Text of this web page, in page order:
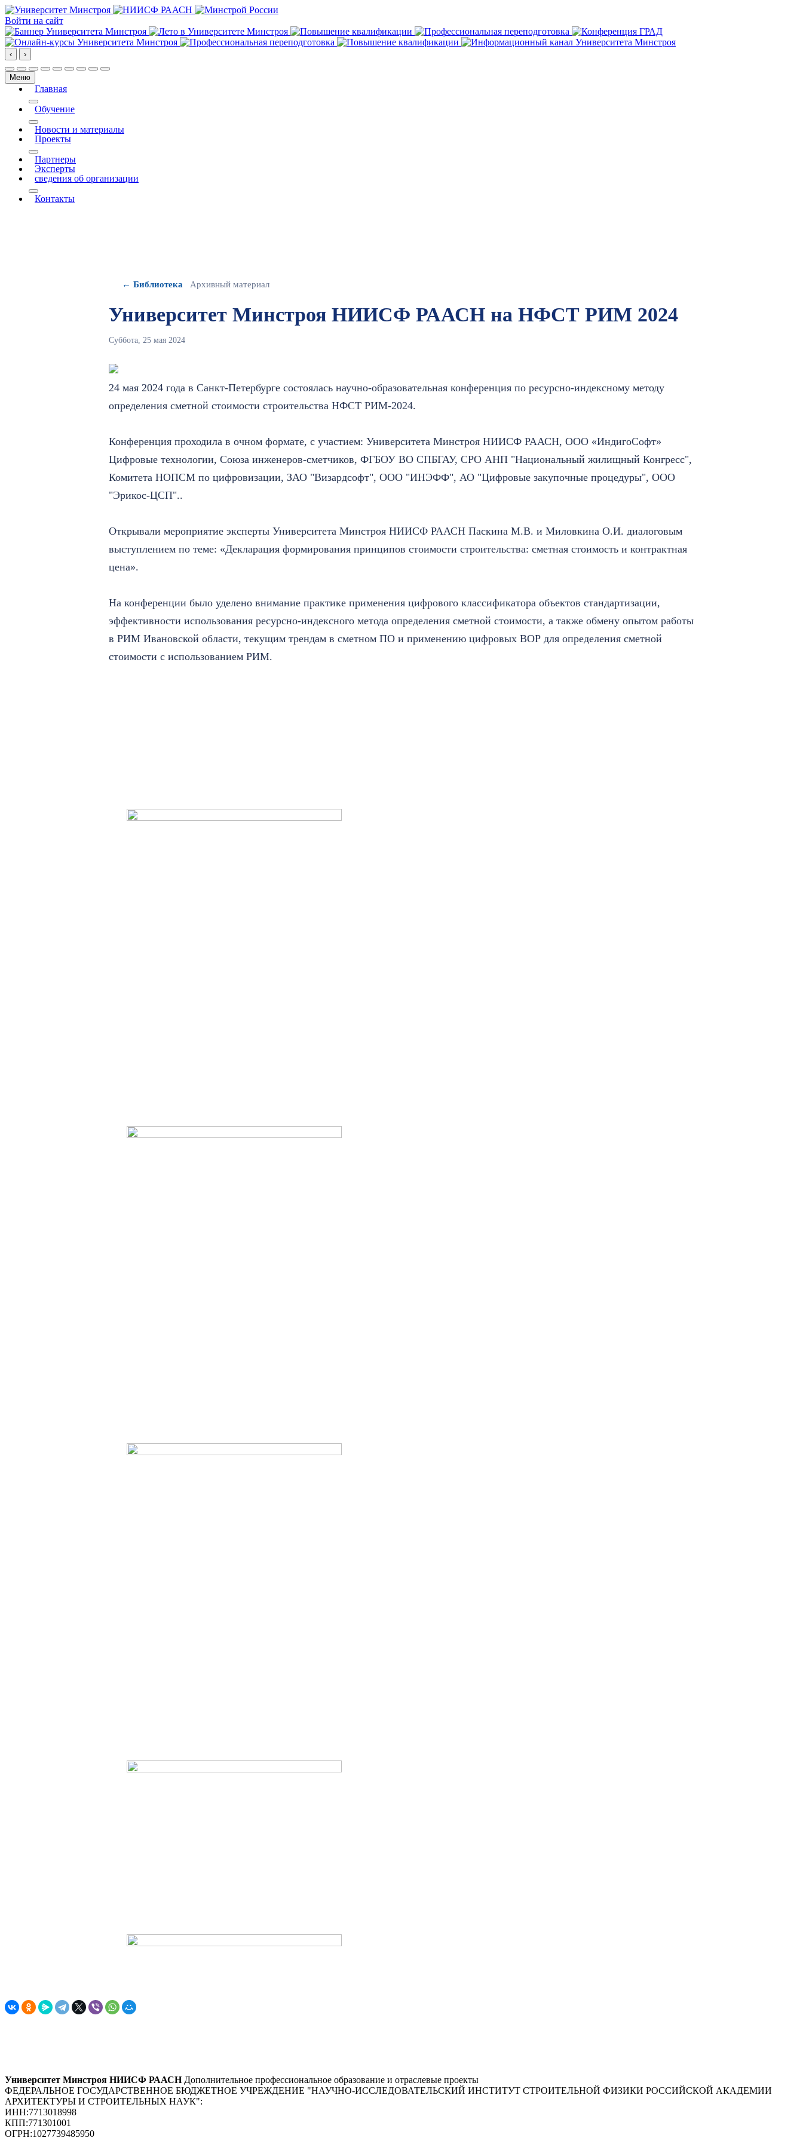
Войти на сайт
‹ ›
Меню
Главная
More about: Главная
Обучение
More about: Обучение
Новости и материалы
Проекты
More about: Проекты
Партнеры
Эксперты
сведения об организации
More about: сведения об организации
Контакты
← Библиотека Архивный материал
Университет Минстроя НИИСФ РААСН на НФСТ РИМ 2024
Суббота, 25 мая 2024
24 мая 2024 года в Санкт-Петербурге состоялась научно-образовательная конференция по ресурсно-индексному методу
определения сметной стоимости строительства НФСТ РИМ-2024.
Конференция проходила в очном формате, с участием: Университета Минстроя НИИСФ РААСН, ООО «ИндигоСофт»
Цифровые технологии, Союза инженеров-сметчиков, ФГБОУ ВО СПБГАУ, СРО АНП "Национальный жилищный Конгресс",
Комитета НОПСМ по цифровизации, ЗАО "Визардсофт", ООО "ИНЭФФ", АО "Цифровые закупочные процедуры", ООО
"Эрикос-ЦСП"..
Открывали мероприятие эксперты Университета Минстроя НИИСФ РААСН Паскина М.В. и Миловкина О.И. диалоговым
выступлением по теме: «Декларация формирования принципов стоимости строительства: сметная стоимость и контрактная
цена».
На конференции было уделено внимание практике применения цифрового классификатора объектов стандартизации,
эффективности использования ресурсно-индексного метода определения сметной стоимости, а также обмену опытом работы
в РИМ Ивановской области, текущим трендам в сметном ПО и применению цифровых ВОР для определения сметной
стоимости с использованием РИМ.
Университет Минстроя НИИСФ РААСН Дополнительное профессиональное образование и отраслевые проекты
ФЕДЕРАЛЬНОЕ ГОСУДАРСТВЕННОЕ БЮДЖЕТНОЕ УЧРЕЖДЕНИЕ "НАУЧНО-ИССЛЕДОВАТЕЛЬСКИЙ ИНСТИТУТ СТРОИТЕЛЬНОЙ ФИЗИКИ РОССИЙСКОЙ АКАДЕМИИ
АРХИТЕКТУРЫ И СТРОИТЕЛЬНЫХ НАУК":
ИНН:7713018998
КПП:771301001
ОГРН:1027739485950